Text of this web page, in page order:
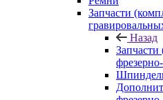
Запчасти
Назад